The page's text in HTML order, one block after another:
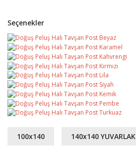
Seçenekler
100x140 140x140 YUVARLAK